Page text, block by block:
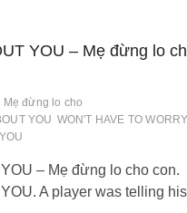
YOU – Mẹ đừng lo
Mẹ đừng lo cho
YOU WON'T HAVE TO
YOU
– Mẹ đừng lo cho con.
A player was telling his